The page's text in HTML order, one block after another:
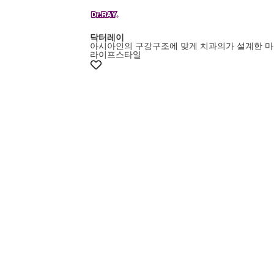
닥터레이
아시아인의 구강구조에 맞게 치과의가 설계한
라이프스타일